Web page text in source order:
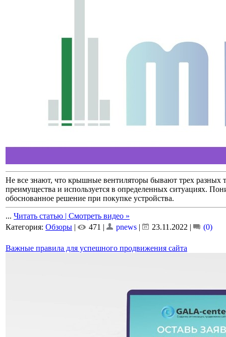
Не все знают, что крышные вентиляторы бывают трех разных
преимущества и используется в определенных ситуациях.
обоснованное решение при покупке устройства.
... Читать статью | Смотреть видео »
Категория: Обзоры | 471 | pnews | 23.11.2022 | (0)
Важные правила для успешного продвижения сайта